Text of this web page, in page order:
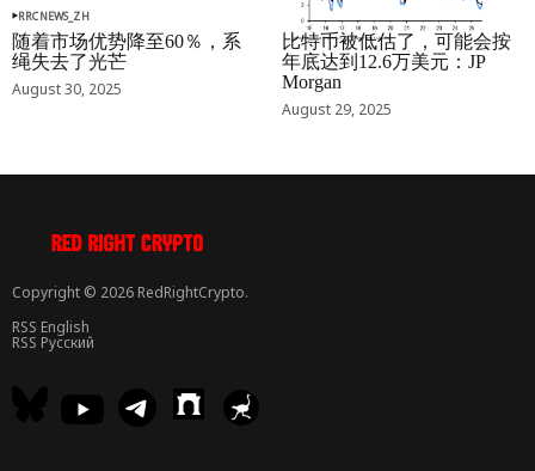
RRCNEWS_ZH
随着市场优势降至60％，系
绳失去了光芒
August 30, 2025
RRCNEWS_ZH
比特币被低估了，可能会按
年底达到12.6万美元：JP
Morgan
August 29, 2025
Copyright © 2026 RedRightCrypto.
RSS English
RSS Русский